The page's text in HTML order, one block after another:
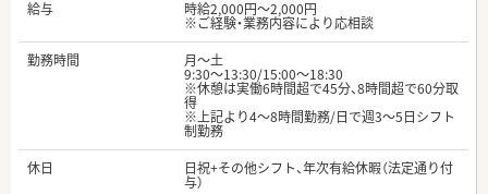
給与 時給2,000円～2,000円
※ご経験・業務内容により応相談
勤務時間
月～土
9:30～13:30/15:00～18:30
※休憩は実働6時間超で45分、8時間超で60分取
得
※上記より4～8時間勤務/日で週3～5日シフト
制勤務
休日
日祝+その他シフト、年次有給休暇（法定通り付
与）